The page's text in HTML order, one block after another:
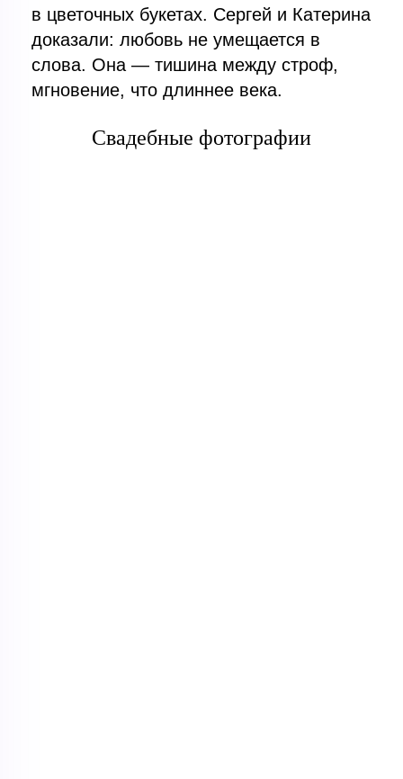
в цветочных букетах. Сергей и Катерина
доказали: любовь не умещается в
слова. Она — тишина между строф,
мгновение, что длиннее века.
Свадебные фотографии